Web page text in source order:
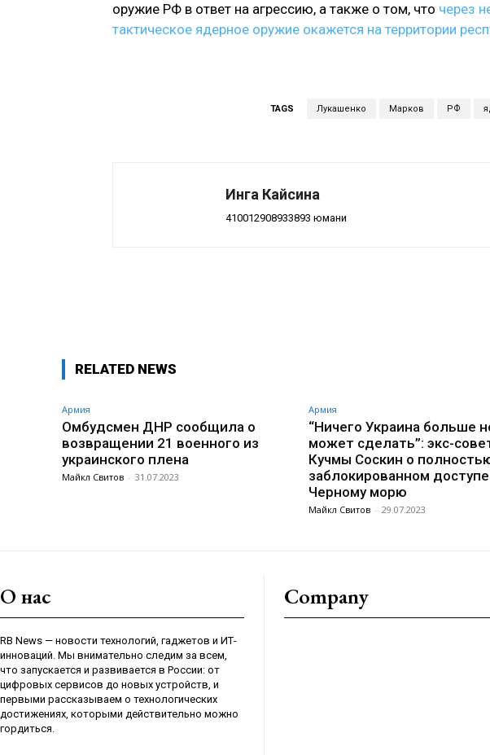
оружие РФ в ответ на агрессию, а также о том, что через
тактическое ядерное оружие окажется на территории
TAGS Лукашенко Марков РФ
Инга Кайсина
410012908933893 юмани
RELATED NEWS
Армия
Омбудсмен ДНР сообщила о
возвращении 21 военного из
украинского плена
Майкл Свитов - 31.07.2023
Армия
“Ничего Украина больше
может сделать”: экс-
Кучмы Соскин о
заблокированном
Черному морю
Майкл Свитов - 29.07.2023
О нас
RB News — новости технологий, гаджетов и ИТ-
инноваций. Мы внимательно следим за всем,
что запускается и развивается в России: от
цифровых сервисов до новых устройств, и
первыми рассказываем о технологических
достижениях, которыми действительно можно
гордиться.
Company